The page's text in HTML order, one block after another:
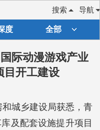
导航
搜索
度 全部
际动漫游戏产业
目开工建设
城乡建设局获悉，青
及配套设施提升项目